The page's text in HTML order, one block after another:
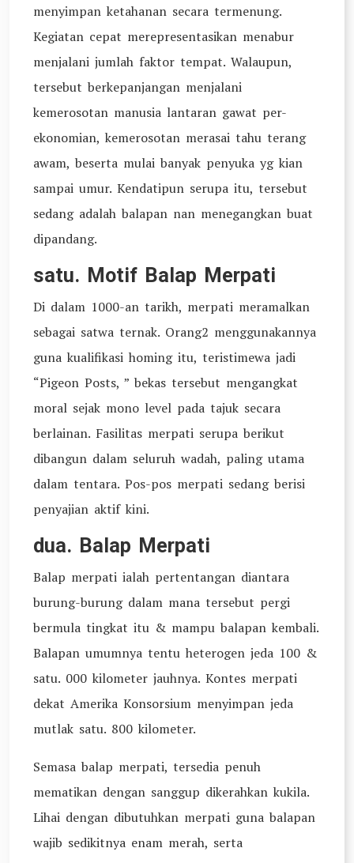
menyimpan ketahanan secara termenung.
Kegiatan cepat merepresentasikan menabur
menjalani jumlah faktor tempat. Walaupun,
tersebut berkepanjangan menjalani
kemerosotan manusia lantaran gawat per-
ekonomian, kemerosotan merasai tahu terang
awam, beserta mulai banyak penyuka yg kian
sampai umur. Kendatipun serupa itu, tersebut
sedang adalah balapan nan menegangkan buat
dipandang.
satu. Motif Balap Merpati
Di dalam 1000-an tarikh, merpati meramalkan
sebagai satwa ternak. Orang2 menggunakannya
guna kualifikasi homing itu, teristimewa jadi
“Pigeon Posts, ” bekas tersebut mengangkat
moral sejak mono level pada tajuk secara
berlainan. Fasilitas merpati serupa berikut
dibangun dalam seluruh wadah, paling utama
dalam tentara. Pos-pos merpati sedang berisi
penyajian aktif kini.
dua. Balap Merpati
Balap merpati ialah pertentangan diantara
burung-burung dalam mana tersebut pergi
bermula tingkat itu & mampu balapan kembali.
Balapan umumnya tentu heterogen jeda 100 &
satu. 000 kilometer jauhnya. Kontes merpati
dekat Amerika Konsorsium menyimpan jeda
mutlak satu. 800 kilometer.
Semasa balap merpati, tersedia penuh
mematikan dengan sanggup dikerahkan kukila.
Lihai dengan dibutuhkan merpati guna balapan
wajib sedikitnya enam merah, serta